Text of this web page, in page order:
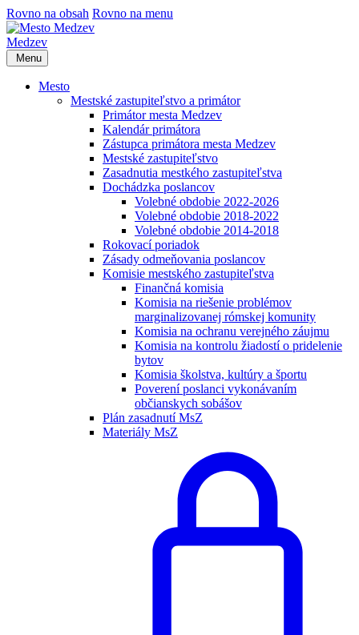
Rovno na obsah Rovno na menu
Medzev
Menu
Mesto
Mestské zastupiteľstvo a primátor
Primátor mesta Medzev
Kalendár primátora
Zástupca primátora mesta Medzev
Mestské zastupiteľstvo
Zasadnutia mestkého zastupiteľstva
Dochádzka poslancov
Volebné obdobie 2022-2026
Volebné obdobie 2018-2022
Volebné obdobie 2014-2018
Rokovací poriadok
Zásady odmeňovania poslancov
Komisie mestského zastupiteľstva
Finančná komisia
Komisia na riešenie problémov
marginalizovanej rómskej komunity
Komisia na ochranu verejného záujmu
Komisia na kontrolu žiadostí o pridelenie
bytov
Komisia školstva, kultúry a športu
Poverení poslanci vykonávaním
občianskych sobášov
Plán zasadnutí MsZ
Materiály MsZ